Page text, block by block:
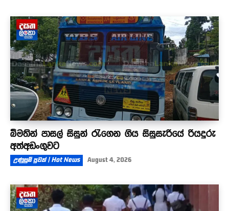
බීමතින් පාසල් සිසුන් රැගෙන ගිය සිසුසැරියේ රියදුරු
අත්අඩංගුවට
උණුසුම් පුවත් | Hot News August 4, 2026